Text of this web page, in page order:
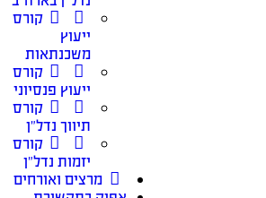
קורס
ייעוץ
משכנתאות
קורס
ייעוץ פנסיוני
קורס
תיווך נדל״ן
קורס
יזמות נדל״ן
מרצים ואורחים